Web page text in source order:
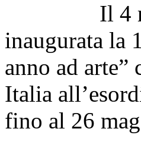
Il 4
inaugurata la
anno ad
Italia
fino al 26